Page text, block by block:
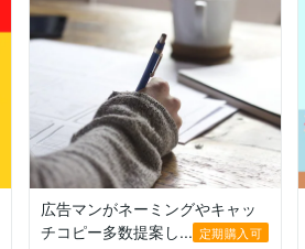
広告マンがネーミングやキャッ
チコピー多数提案し... 定期購入可